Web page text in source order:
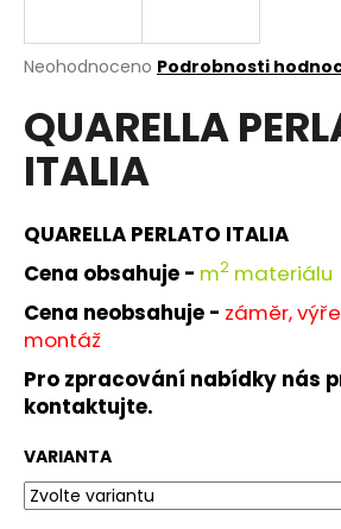
Průměrné
produktu
je
0,0
hvězdiček.
Neohodnoceno Podrobnosti
QUARELLA
ITALIA
QUARELLA PERLATO ITALIA
Cena obsahuje - m2 materiálu
Cena neobsahuje - záměr,
montáž
Pro zpracování nabídky nás
kontaktujte.
VARIANTA
j
t
?
HLEDAT
D
o
o
r
u